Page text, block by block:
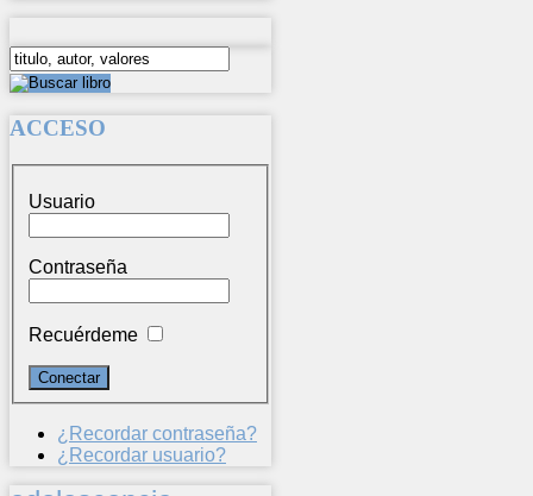
ACCESO
Usuario
Contraseña
Recuérdeme
¿Recordar contraseña?
¿Recordar usuario?